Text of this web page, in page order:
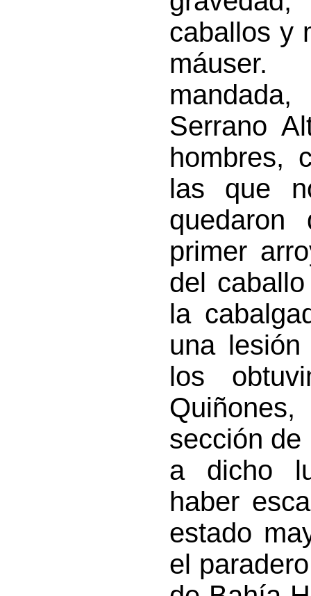
caballos y
máuser.
Serrano
hombres,
las que
quedaron
primer
del
la
una
los
sección
a dicho
haber
estado
el